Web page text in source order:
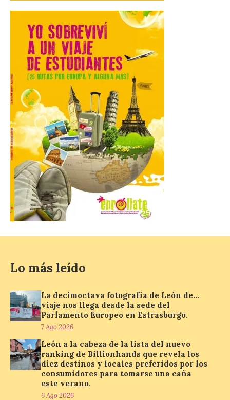
La cadena hotelera pública
volverá a estar presente
en la zona de descanso
junto al control de firmas
y, como novedad, en el
Leaders Lounge, dos espacios exclusivos
para los ciclistas. El recorrido de La
Vuelta discurrirá junto a 17 […]
Última llamada: Eclipse
total del 12 de agosto.
Dónde alojarse y a qué
precio
7 Ago 2026
León es la provincia más
económica (116€/noche),
pero también una de las
esas […]
El eclipse genera un boom
de reservas hoteleras y
precios desorbitados,
según SiteMinder
7 Ago 2026
Lo más leído
La decimoctava fotografía de León de…
viaje nos llega desde la sede del
Parlamento Europeo en Estrasburgo.
7 Ago 2026
León a la cabeza de la lista del nuevo
ranking de Billionhands que revela los
diez destinos y locales preferidos por los
consumidores para tomarse una caña
este verano.
6 Ago 2026